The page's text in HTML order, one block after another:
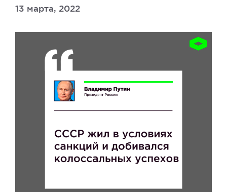
13 марта, 2022